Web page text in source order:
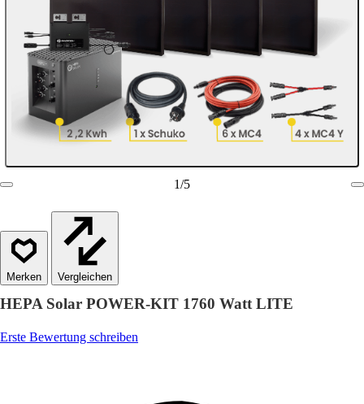
1/5
Vergleichen
HEPA Solar POWER-KIT 1760 Watt LITE
Erste Bewertung schreiben